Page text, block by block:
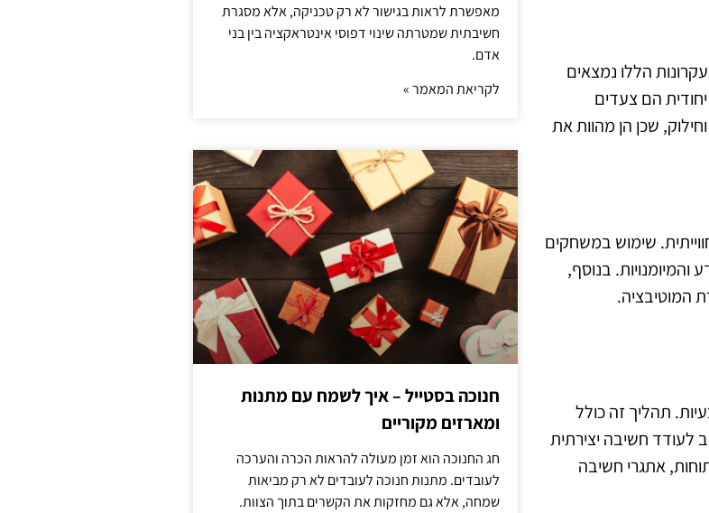
הללו נמצאים
הם צעדים
שכן הן מהוות את
שימוש במשחקים
בנוסף,
המוטיבציה.
תהליך זה כולל
לעודד חשיבה יצירתית
אתגרי חשיבה
מאפשרת לראות בגישור לא רק טכניקה, אלא מסגרת
חשיבתית שמטרתה שינוי דפוסי אינטראקציה בין בני
אדם.
לקריאת המאמר »
חנוכה בסטייל – איך לשמח עם מתנות
ומארזים מקוריים
חג החנוכה הוא זמן מעולה להראות הכרה והערכה
לעובדים. מתנות חנוכה לעובדים לא רק מביאות
שמחה, אלא גם מחזקות את הקשרים בתוך הצוות.